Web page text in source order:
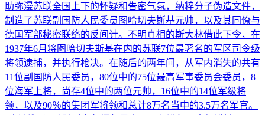
助弥漫苏联全国上下的怀疑和告密气氛，纳粹分子伪造文件，
制造了苏联副国防人民委员图哈切夫斯基元帅，以及其同僚与
德国军部秘密联络的反间计。不明真相的斯大林借此下令，在
1937年6月将图哈切夫斯基在内的苏联7位最著名的军区司令级
将领逮捕，并执行枪决。在随后的两年间，从军内消失的共有
11位副国防人民委员，80位中的75位最高军事委员会委员，8
位海军上将，尚存4位中的两位元帅，16位中的14位军级将
领，以及90％的集团军将领和总计8万名当中的3.5万名军官。